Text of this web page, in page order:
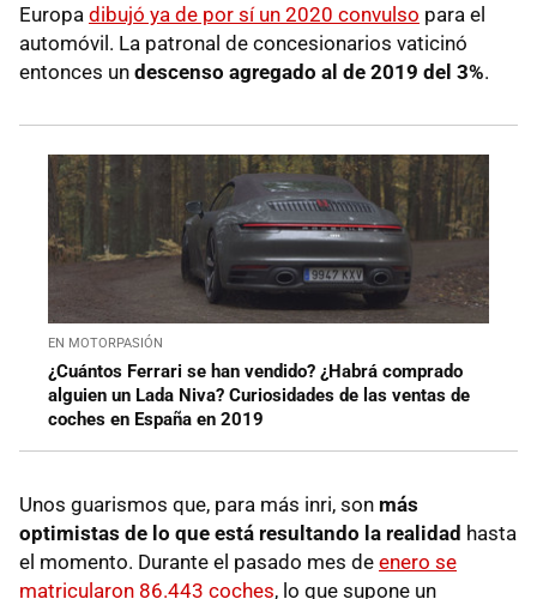
Europa dibujó ya de por sí un 2020 convulso para el
automóvil. La patronal de concesionarios vaticinó
entonces un descenso agregado al de 2019 del 3%.
EN MOTORPASIÓN
¿Cuántos Ferrari se han vendido? ¿Habrá comprado
alguien un Lada Niva? Curiosidades de las ventas de
coches en España en 2019
Unos guarismos que, para más inri, son más
optimistas de lo que está resultando la realidad hasta
el momento. Durante el pasado mes de enero se
matricularon 86.443 coches, lo que supone un